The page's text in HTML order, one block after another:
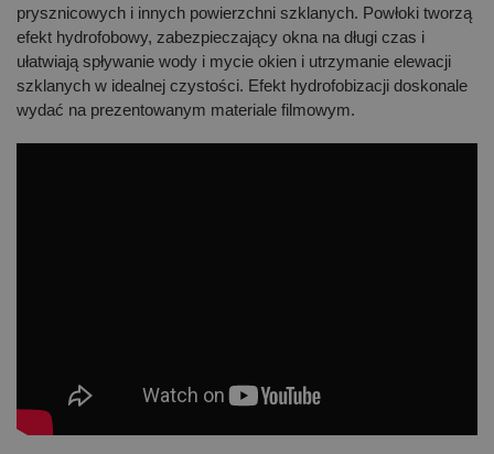
prysznicowych i innych powierzchni szklanych. Powłoki tworzą
efekt hydrofobowy, zabezpieczający okna na długi czas i
ułatwiają spływanie wody i mycie okien i utrzymanie elewacji
szklanych w idealnej czystości. Efekt hydrofobizacji doskonale
wydać na prezentowanym materiale filmowym.